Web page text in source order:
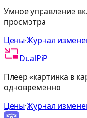
Умное управление
просмотра
Цены·Журнал
DualPiP
Плеер «картинка в
одновременно
Цены·Журнал